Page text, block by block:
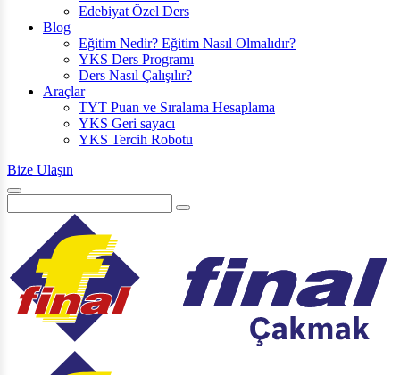
Edebiyat Özel Ders
Blog
Eğitim Nedir? Eğitim Nasıl Olmalıdır?
YKS Ders Programı
Ders Nasıl Çalışılır?
Araçlar
TYT Puan ve Sıralama Hesaplama
YKS Geri sayacı
YKS Tercih Robotu
Bize Ulaşın